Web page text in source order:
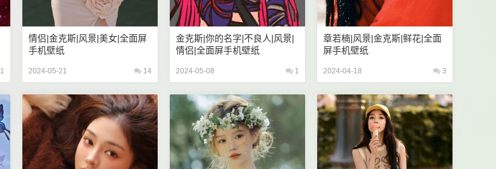
1
情侣|金克斯|风景|美女|全面屏
手机壁纸
2024-05-21 14
金克斯|你的名字|不良人|风景|
情侣|全面屏手机壁纸
2024-05-08 1
章若楠|风景|金克斯|鲜花|全面
屏手机壁纸
2024-04-18 3